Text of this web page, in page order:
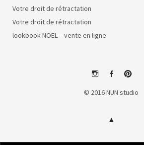
Votre droit de rétractation
Votre droit de rétractation
lookbook NOEL – vente en ligne
instagramfacebookpinterest
© 2016 NUN studio